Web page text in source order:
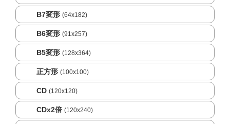
B7変形 (64x182)
B6変形 (91x257)
B5変形 (128x364)
正方形 (100x100)
CD (120x120)
CDx2倍 (120x240)